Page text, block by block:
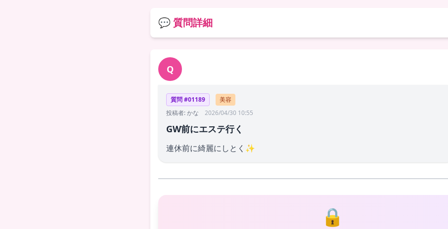
💬 質問詳細
Q
質問 #01189
美容
投稿者: かな
2026/04/30 10:55
GW前にエステ行く
連休前に綺麗にしとく✨
🔒